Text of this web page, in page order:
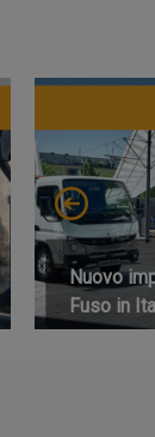
Nuovo
Fuso in